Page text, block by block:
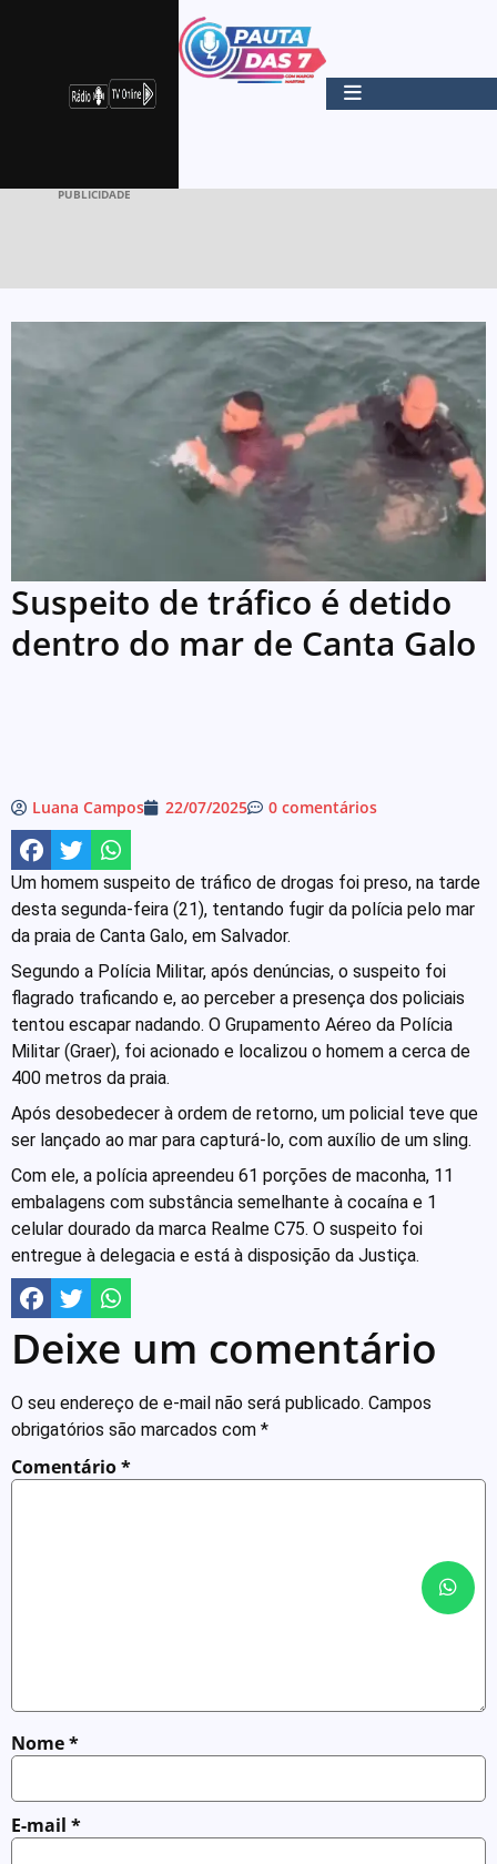
PUBLICIDADE
Suspeito de tráfico é detido
dentro do mar de Canta Galo
Luana Campos 22/07/2025 0 comentários
Um homem suspeito de tráfico de drogas foi preso, na tarde
desta segunda-feira (21), tentando fugir da polícia pelo mar
da praia de Canta Galo, em Salvador.
Segundo a Polícia Militar, após denúncias, o suspeito foi
flagrado traficando e, ao perceber a presença dos policiais
tentou escapar nadando. O Grupamento Aéreo da Polícia
Militar (Graer), foi acionado e localizou o homem a cerca de
400 metros da praia.
Após desobedecer à ordem de retorno, um policial teve que
ser lançado ao mar para capturá-lo, com auxílio de um sling.
Com ele, a polícia apreendeu 61 porções de maconha, 11
embalagens com substância semelhante à cocaína e 1
celular dourado da marca Realme C75. O suspeito foi
entregue à delegacia e está à disposição da Justiça.
Deixe um comentário
O seu endereço de e-mail não será publicado. Campos
obrigatórios são marcados com *
Comentário*
Nome*
E-mail *